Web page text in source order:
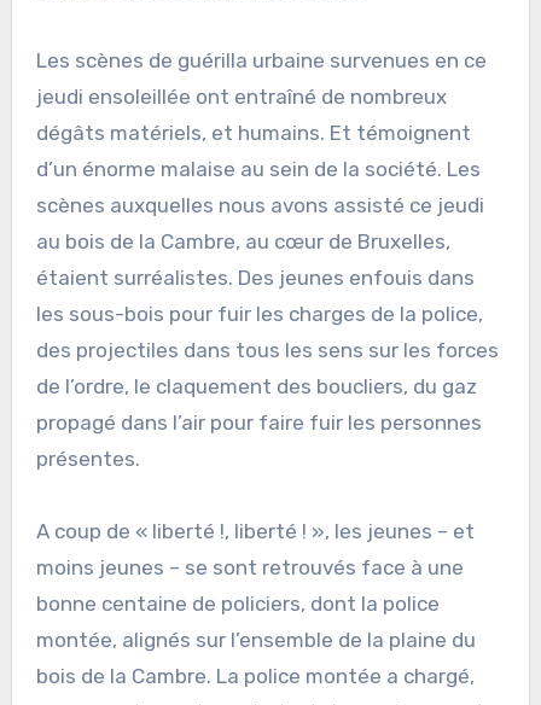
Les scènes de guérilla urbaine survenues en ce
jeudi ensoleillée ont entraîné de nombreux
dégâts matériels, et humains. Et témoignent
d’un énorme malaise au sein de la société. Les
scènes auxquelles nous avons assisté ce jeudi
au bois de la Cambre, au cœur de Bruxelles,
étaient surréalistes. Des jeunes enfouis dans
les sous-bois pour fuir les charges de la police,
des projectiles dans tous les sens sur les forces
de l’ordre, le claquement des boucliers, du gaz
propagé dans l’air pour faire fuir les personnes
présentes.
A coup de « liberté !, liberté ! », les jeunes – et
moins jeunes – se sont retrouvés face à une
bonne centaine de policiers, dont la police
montée, alignés sur l’ensemble de la plaine du
bois de la Cambre. La police montée a chargé,